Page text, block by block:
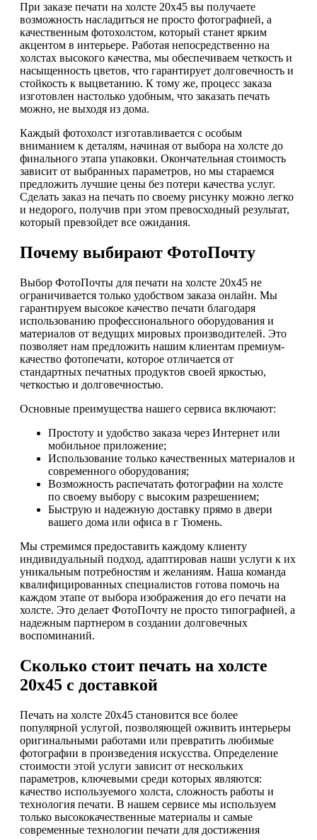
При заказе печати на холсте 20х45 вы получаете
возможность насладиться не просто фотографией, а
качественным фотохолстом, который станет ярким
акцентом в интерьере. Работая непосредственно на
холстах высокого качества, мы обеспечиваем четкость и
насыщенность цветов, что гарантирует долговечность и
стойкость к выцветанию. К тому же, процесс заказа
изготовлен настолько удобным, что заказать печать
можно, не выходя из дома.
Каждый фотохолст изготавливается с особым
вниманием к деталям, начиная от выбора на холсте до
финального этапа упаковки. Окончательная стоимость
зависит от выбранных параметров, но мы стараемся
предложить лучшие цены без потери качества услуг.
Сделать заказ на печать по своему рисунку можно легко
и недорого, получив при этом превосходный результат,
который превзойдет все ожидания.
Почему выбирают ФотоПочту
Выбор ФотоПочты для печати на холсте 20х45 не
ограничивается только удобством заказа онлайн. Мы
гарантируем высокое качество печати благодаря
использованию профессионального оборудования и
материалов от ведущих мировых производителей. Это
позволяет нам предложить нашим клиентам премиум-
качество фотопечати, которое отличается от
стандартных печатных продуктов своей яркостью,
четкостью и долговечностью.
Основные преимущества нашего сервиса включают:
Простоту и удобство заказа через Интернет или
мобильное приложение;
Использование только качественных материалов и
современного оборудования;
Возможность распечатать фотографии на холсте
по своему выбору с высоким разрешением;
Быструю и надежную доставку прямо в двери
вашего дома или офиса в г Тюмень.
Мы стремимся предоставить каждому клиенту
индивидуальный подход, адаптировав наши услуги к их
уникальным потребностям и желаниям. Наша команда
квалифицированных специалистов готова помочь на
каждом этапе от выбора изображения до его печати на
холсте. Это делает ФотоПочту не просто типографией, а
надежным партнером в создании долговечных
воспоминаний.
Сколько стоит печать на холсте
20х45 с доставкой
Печать на холсте 20х45 становится все более
популярной услугой, позволяющей оживить интерьеры
оригинальными работами или превратить любимые
фотографии в произведения искусства. Определение
стоимости этой услуги зависит от нескольких
параметров, ключевыми среди которых являются:
качество используемого холста, сложность работы и
технология печати. В нашем сервисе мы используем
только высококачественные материалы и самые
современные технологии печати для достижения